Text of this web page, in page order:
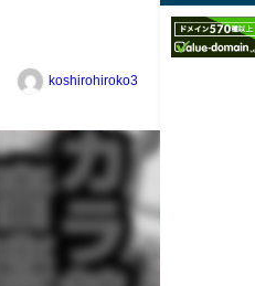
koshirohiroko3